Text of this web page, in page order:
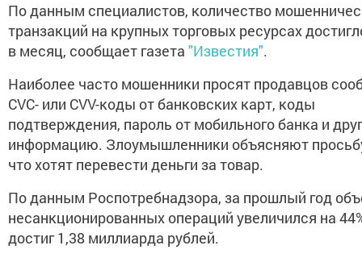
По данным специалистов, количество
транзакций на крупных торговых ресурсах
в месяц, сообщает газета "Известия".
Наиболее часто мошенники просят продавцов
CVC- или CVV-коды от банковских карт, коды
подтверждения, пароль от мобильного банка и
информацию. Злоумышленники объясняют
что хотят перевести деньги за товар.
По данным Роспотребнадзора, за прошлый год
несанкционированных операций увеличился на
достиг 1,38 миллиарда рублей.